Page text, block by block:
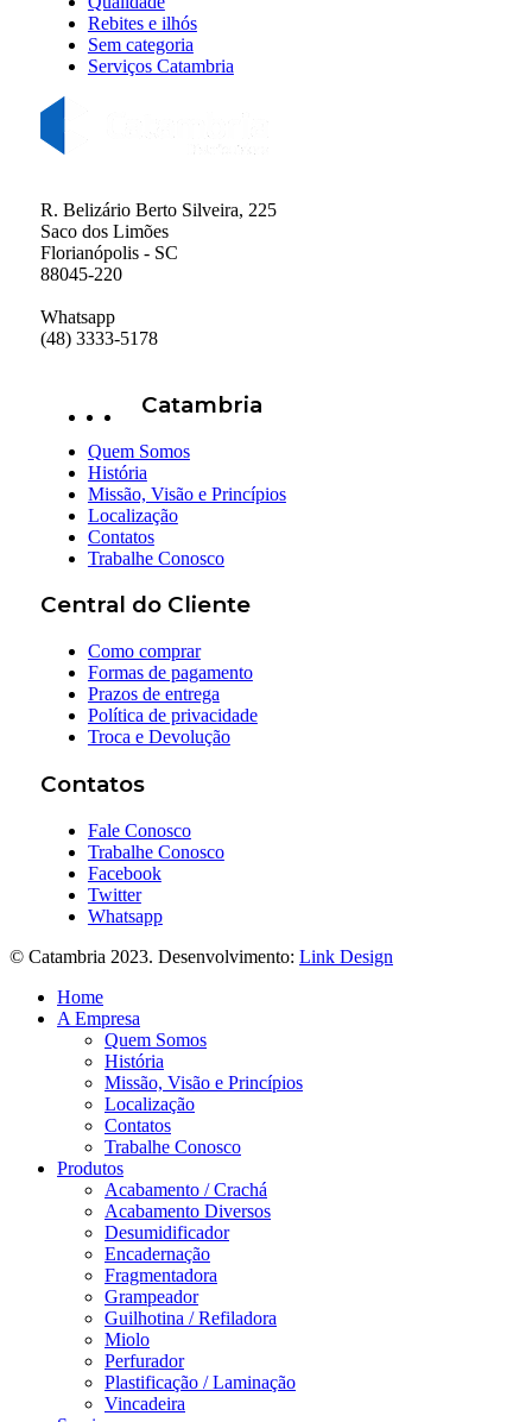
Rebites e ilhós
Sem categoria
Serviços Catambria
R. Belizário Berto Silveira, 225
Saco dos Limões
Florianópolis - SC
88045-220
Whatsapp
(48) 3333-5178
Catambria
Quem Somos
História
Missão, Visão e Princípios
Localização
Contatos
Trabalhe Conosco
Central do Cliente
Como comprar
Formas de pagamento
Prazos de entrega
Política de privacidade
Troca e Devolução
Contatos
Fale Conosco
Trabalhe Conosco
Facebook
Twitter
Whatsapp
© Catambria 2023. Desenvolvimento: Link Design
Home
A Empresa
Quem Somos
História
Missão, Visão e Princípios
Localização
Contatos
Trabalhe Conosco
Produtos
Acabamento / Crachá
Acabamento Diversos
Desumidificador
Encadernação
Fragmentadora
Grampeador
Guilhotina / Refiladora
Miolo
Perfurador
Plastificação / Laminação
Vincadeira